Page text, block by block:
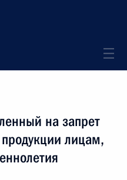
на запрет
лицам,